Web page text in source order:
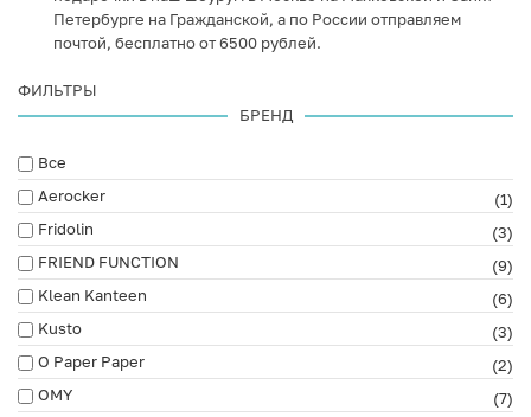
Петербурге на Гражданской, а по России отправляем
почтой, бесплатно от 6500 рублей.
ФИЛЬТРЫ
БРЕНД
Все
Aerocker
(1)
Fridolin
(3)
FRIEND FUNCTION
(9)
Klean Kanteen
(6)
Kusto
(3)
O Paper Paper
(2)
OMY
(7)